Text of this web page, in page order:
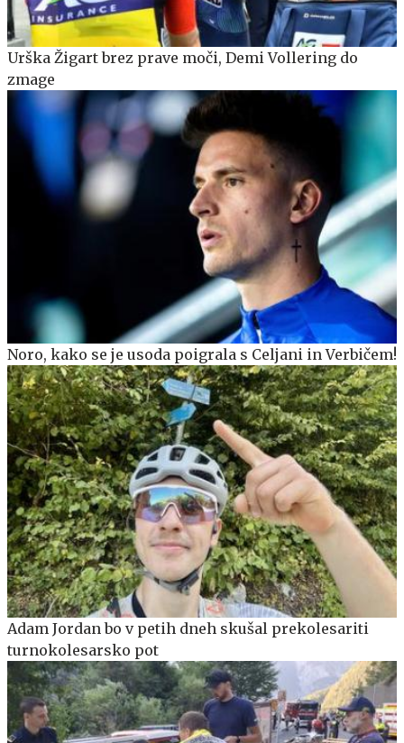
Urška Žigart brez prave moči, Demi Vollering do
zmage
Noro, kako se je usoda poigrala s Celjani in Verbičem!
Adam Jordan bo v petih dneh skušal prekolesariti
turnokolesarsko pot